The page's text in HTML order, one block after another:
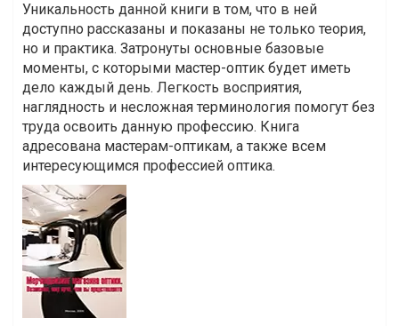
Уникальность данной книги в том, что в ней
доступно рассказаны и показаны не только теория,
но и практика. Затронуты основные базовые
моменты, с которыми мастер-оптик будет иметь
дело каждый день. Легкость восприятия,
наглядность и несложная терминология помогут без
труда освоить данную профессию. Книга
адресована мастерам-оптикам, а также всем
интересующимся профессией оптика.